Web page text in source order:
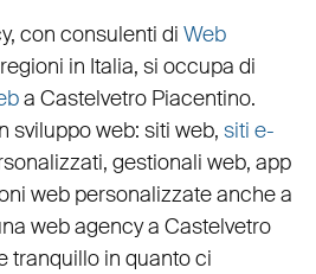
con consulenti di Web
in Italia, si occupa di
a Castelvetro Piacentino.
sviluppo web: siti web, siti e-
gestionali web, app
web personalizzateanche a
web agency a Castelvetro
tranquillo in quanto ci